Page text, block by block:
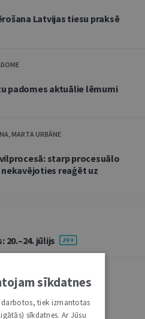
Latvijas tiesu praksē
padomes aktuālie lēmumi
MARTA URBĀNE
starp procesuālo
reaģēt uz
jūlijs
juridiskie aspekti
sīkdatnes
tiek izmantotas
sīkdatnes. Ar Jūsu